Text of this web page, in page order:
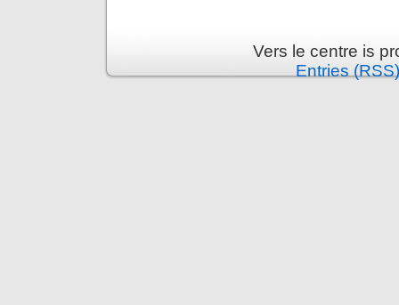
Vers le centre is
Entries (RSS)